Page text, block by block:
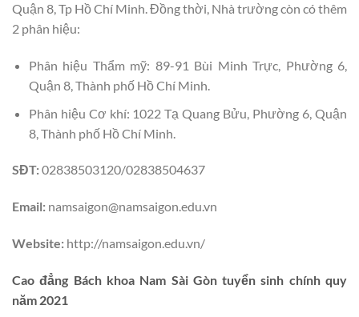
Quận 8, Tp Hồ Chí Minh. Đồng thời, Nhà trường còn có thêm
2 phân hiệu:
Phân hiệu Thẩm mỹ: 89-91 Bùi Minh Trực, Phường 6,
Quận 8, Thành phố Hồ Chí Minh.
Phân hiệu Cơ khí: 1022 Tạ Quang Bửu, Phường 6, Quận
8, Thành phố Hồ Chí Minh.
SĐT:02838503120/02838504637
Email: namsaigon@namsaigon.edu.vn
Website: http://namsaigon.edu.vn/
Cao đẳng Bách khoa Nam Sài Gòn tuyển sinh chính quy
năm 2021